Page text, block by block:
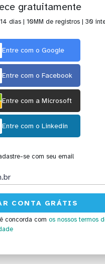
gratuitamente
dias | 10MM de registros | 30
Entre com o Google
Entre com o Facebook
Entre com a Microsoft
Entre com o Linkedin
se com seu email
concorda com os nossos termos